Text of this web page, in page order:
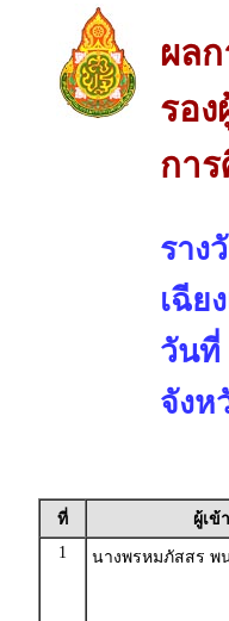
ผล
รอ
กา
ราง
เฉีย
วันที่
จังห
ที่
ผู้เข้
1
นางพรหมภัสสร พ